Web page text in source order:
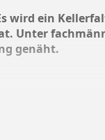
wird ein
Unter
genäht.